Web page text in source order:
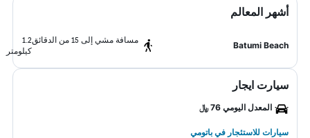
أشهر المعالم
Batumi Beach
مسافة مشي إلى 15 من الدقائق
1.2
كيلومتر
سيارت ايجار
المعدل اليومي 76 ﷼
سيارات للاستئجار في باتومي